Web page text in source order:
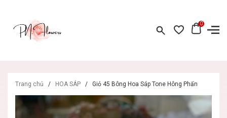
0
Trang chủ / HOA SÁP / Giỏ 45 Bông Hoa Sáp Tone Hông Phấn